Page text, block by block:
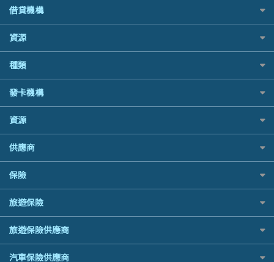
私人貸款比較
稅季/稅務貸款
網上貸款
結餘轉戶(清卡數貸款)
銀行貸款
財務公司貸款
免TU貸款
急借錢
業主貸款
汽車貸款
緊急貸款比較
最佳小額貸款比較
24小時貸款
最佳循環貸款
借貸機構
BEA 東亞銀行
BOC 中國銀行
Cashing Pro 優尚信貸
CCB(Asia) 中國建設銀行 (亞洲)
Citibank 花旗銀行
CNCBI 信銀國際
DBS 星展銀行
DSB 大新銀行
Fubon 富邦銀行
HK Finance 香港信貸
HSBC 滙豐銀行貸款
K Cash 貸款
National Resources 中潤物業按揭
資源
如何申請個人貸款
如何管理個人貸款
個人貸款有用資訊
清卡數貸款教學
循環貸款教學
個人化貸款產品推介 🔥全新
供樓利息扣稅
最佳貸款app
種類
網購優惠
精選外幣網購信用卡
尊尚信用卡
公司信用卡
電子錢包信用卡
日本遊信用卡攻略
台灣遊信用卡攻略
機場貴賓室信用卡
Visa信用卡
萬事達卡
發卡機構
Citibank花旗銀行
AE美國運通
DBS星展銀行
HSBC滙豐銀行
Mox
信銀國際
恒生銀行
Standard Chartered渣打銀行
安信EarnMORE
資源
Black Friday優惠
淘寶付款方式
一田購物優惠日
SOGO感謝祭
HKTVmall優惠碼
交稅優惠
機票優惠碼
供應商
八達通自動增值信用卡
保險
旅遊保險
汽車保險
家居保險
家傭保險
旅遊保險
日本旅遊保險及資訊
泰國旅遊保險及資訊
台灣旅遊保險及資訊
旅遊保險供應商
AXA 安盛
汽車保險供應商